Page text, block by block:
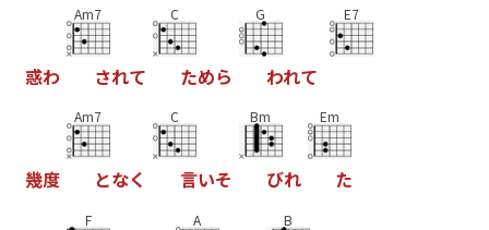
惑わ
Am7
されて
C
ためら
G
われて
E7
幾度
Am7
となく
C
言いそ
Bm
びれ
Em
た
F A B